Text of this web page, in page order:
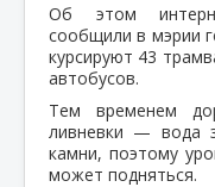
Об этом
сообщили в мэрии
курсируют 43
автобусов.
Тем временем
ливневки — вода
камни, поэтому
может подняться.